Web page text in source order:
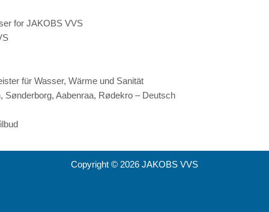
for JAKOBS VVS
für Wasser, Wärme und Sanität
Sønderborg, Aabenraa, Rødekro – Deutsch
Copyright © 2026 JAKOBS VVS